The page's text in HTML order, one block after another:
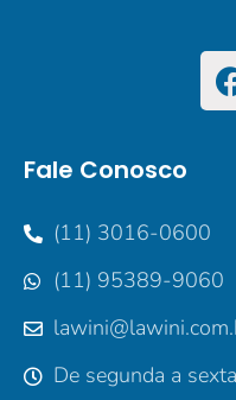
Fale Conosco
(11) 3016-0600
(11) 95389-9060
De segunda a